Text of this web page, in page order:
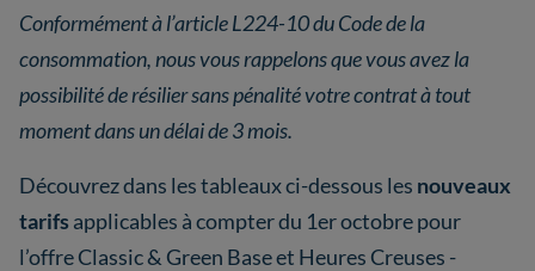
Conformément à l’article L224-10 du Code de la
consommation, nous vous rappelons que vous avez la
possibilité de résilier sans pénalité votre contrat à tout
moment dans un délai de 3 mois.
Découvrez dans les tableaux ci-dessous les nouveaux
tarifs applicables à compter du 1er octobre pour
l’offre Classic & Green Base et Heures Creuses -